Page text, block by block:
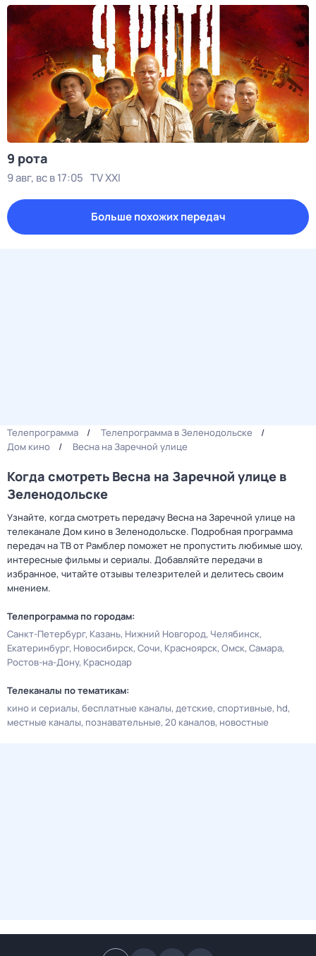
9 рота
9 авг, вс в 17:05 TV XXI
Больше похожих передач
Телепрограмма
Телепрограмма в Зеленодольске
Дом кино
Весна на Заречной улице
Когда смотреть Весна на Заречной улице в
Зеленодольске
Узнайте, когда смотреть передачу Весна на Заречной улице на
телеканале Дом кино в Зеленодольске. Подробная программа
передач на ТВ от Рамблер поможет не пропустить любимые шоу,
интересные фильмы и сериалы. Добавляйте передачи в
избранное, читайте отзывы телезрителей и делитесь своим
мнением.
Телепрограмма по городам:
Санкт-Петербург Казань Нижний Новгород Челябинск
Екатеринбург Новосибирск Сочи Красноярск Омск Самара
Ростов-на-Дону Краснодар
Телеканалы по тематикам:
кино и сериалы бесплатные каналы детские спортивные hd
местные каналы познавательные 20 каналов новостные